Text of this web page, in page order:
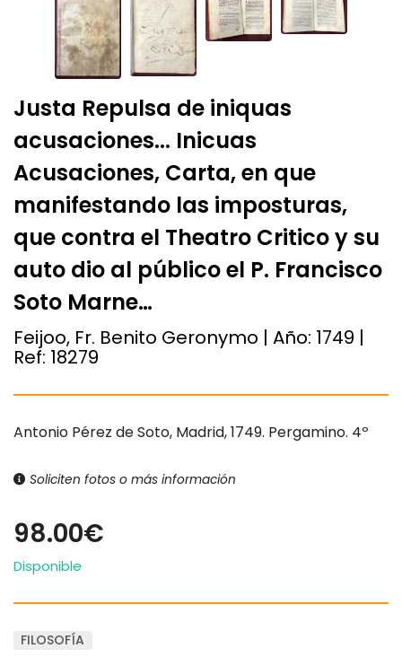
Justa Repulsa de iniquas
acusaciones... Inicuas
Acusaciones, Carta, en que
manifestando las imposturas,
que contra el Theatro Critico y su
auto dio al público el P. Francisco
Soto Marne…
Feijoo, Fr. Benito Geronymo | Año: 1749 |
Ref: 18279
Antonio Pérez de Soto, Madrid, 1749. Pergamino. 4º
Soliciten fotos o más información
98.00€
Disponible
FILOSOFÍA